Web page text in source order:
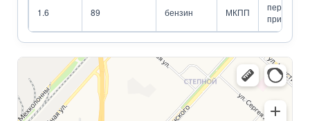
1.6 89 бензин МКПП
передний
привод